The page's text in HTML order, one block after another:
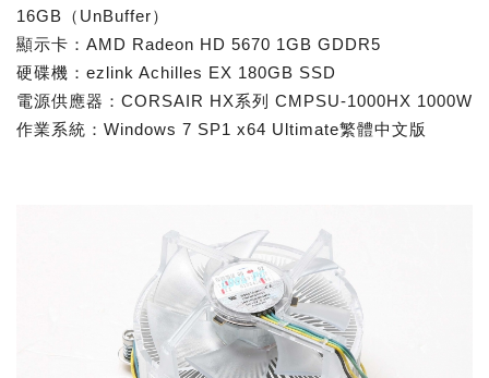
16GB（UnBuffer）
顯示卡：AMD Radeon HD 5670 1GB GDDR5
硬碟機：ezlink Achilles EX 180GB SSD
電源供應器：CORSAIR HX系列 CMPSU-1000HX 1000W
作業系統：Windows 7 SP1 x64 Ultimate繁體中文版